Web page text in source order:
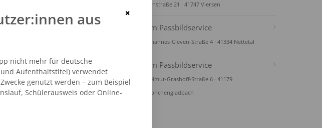
Löhstraße 21 · 41747 Viersen
dm Passbildservice
Johannes-Cleven-Straße 4 · 41334 Nettetal
dm Passbildservice
Helmut-Grashoff-Straße 6 · 41179
Mönchengladbach
×
aus
nicht mehr für deutsche
Aufenthaltstitel) verwendet
genutzt werden – zum Beispiel
Schülerausweis oder Online-